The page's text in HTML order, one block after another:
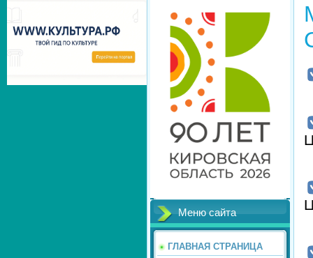
Меню сайта
ГЛАВНАЯ СТРАНИЦА